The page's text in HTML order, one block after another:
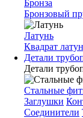
Бронза
Бронзовый
Латунь
Квадрат
Детали
Детали
Стальные
Заглушки
Соединители